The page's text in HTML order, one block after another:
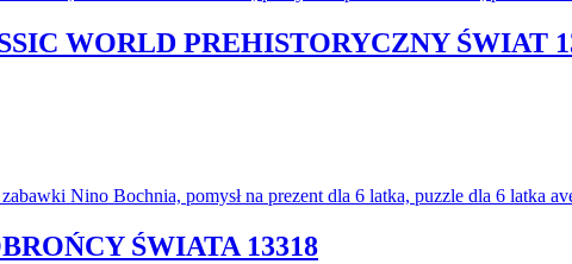
WORLD PREHISTORYCZNY ŚWIAT
ŚWIATA 13318